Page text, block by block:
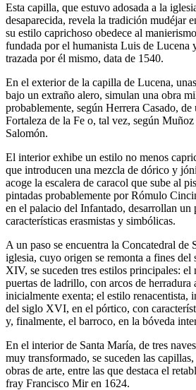
Esta capilla, que estuvo adosada a la
desaparecida, revela la tradición mudéjar
su estilo caprichoso obedece al
fundada por el humanista Luis de Lucena
trazada por él mismo, data de 1540.
En el exterior de la capilla de Lucena,
bajo un extraño alero, simulan una obra
probablemente, según Herrera Casado, de
Fortaleza de la Fe o, tal vez, según
Salomón.
El interior exhibe un estilo no menos
que introducen una mezcla de dórico y
acoge la escalera de caracol que sube al
pintadas probablemente por Rómulo
en el palacio del Infantado, desarrollan
características erasmistas y simbólicas.
A un paso se encuentra la Concatedral de
iglesia, cuyo origen se remonta a fines
XIV, se suceden tres estilos principales: el
puertas de ladrillo, con arcos de herradura
inicialmente exenta; el estilo renacentista,
del siglo XVI, en el pórtico, con
y, finalmente, el barroco, en la bóveda
En el interior de Santa María, de tres
muy transformado, se suceden las
obras de arte, entre las que destaca el
fray Francisco Mir en 1624.